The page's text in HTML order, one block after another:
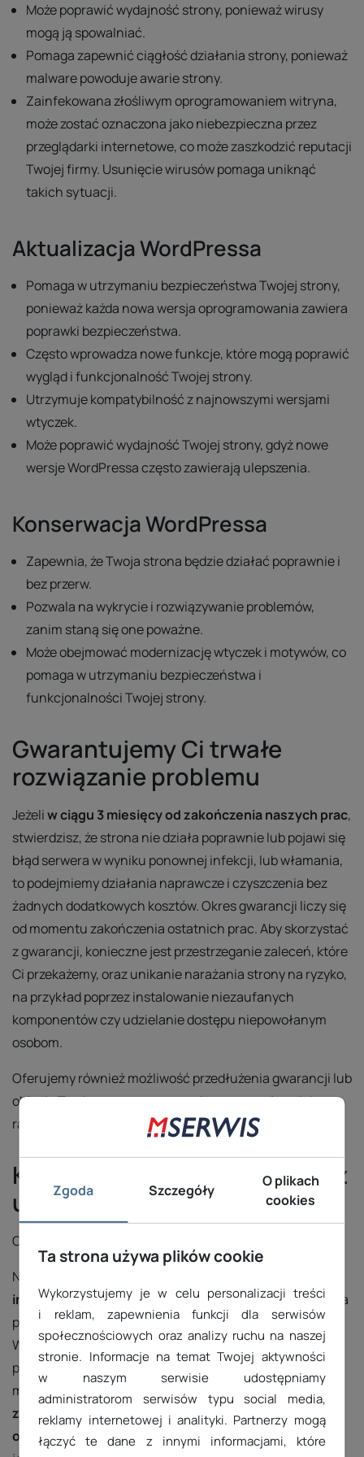
Może poprawić wydajność strony, ponieważ wirusy
mogą ją spowalniać.
Pomaga zapewnić ciągłość działania strony, ponieważ
malware powoduje awarie strony.
Zainfekowana złośliwym oprogramowaniem witryna,
może zostać oznaczona jako niebezpieczna przez
przeglądarki internetowe, co może zaszkodzić reputacji
Twojej firmy. Usunięcie wirusów pomaga uniknąć
takich sytuacji.
Aktualizacja WordPressa
Pomaga w utrzymaniu bezpieczeństwa Twojej strony,
ponieważ każda nowa wersja oprogramowania zawiera
poprawki bezpieczeństwa.
Często wprowadza nowe funkcje, które mogą poprawić
wygląd i funkcjonalność Twojej strony.
Utrzymuje kompatybilność z najnowszymi wersjami
wtyczek.
Może poprawić wydajność Twojej strony, gdyż nowe
wersje WordPressa często zawierają ulepszenia.
Konserwacja WordPressa
Zapewnia, że Twoja strona będzie działać poprawnie i
bez przerw.
Pozwala na wykrycie i rozwiązywanie problemów,
zanim staną się one poważne.
Może obejmować modernizację wtyczek i motywów, co
pomaga w utrzymaniu bezpieczeństwa i
funkcjonalności Twojej strony.
Gwarantujemy Ci trwałe
rozwiązanie problemu
Jeżeliw ciągu 3 miesięcy od zakończenia naszych prac,
stwierdzisz, że strona nie działa poprawnie lub pojawi się
błąd serwera w wyniku ponownej infekcji, lub włamania,
to podejmiemy działania naprawcze i czyszczenia bez
żadnych dodatkowych kosztów. Okres gwarancji liczy się
od momentu zakończenia ostatnich prac. Aby skorzystać
z gwarancji, konieczne jest przestrzeganie zaleceń, które
Ci przekażemy, oraz unikanie narażania strony na ryzyko,
na przykład poprzez instalowanie niezaufanych
komponentów czy udzielanie dostępu niepowołanym
osobom.
Oferujemy również możliwość przedłużenia gwarancji lub
objęcia Twojego oprogramowania naszą stałą opieką w
ramach usługi
WPSiteSupport.
Koszt i warunki skorzystania z
usługi naprawy WordPressa
Cena usługi
Nasza usługa musi być zastosowana
instalacji WordPressna danym koncie hostingowym. Na
przykład, jeśli na jednym koncie masz 3 instalacje
WordPress, musisz zamówić usługę dla wszystkich,
ponieważ jedna niewłaściwie zabezpieczona instalacja
może stanowić zagrożenie dla pozostałych. Przy
zamówieniu usługi dla co najmniej 3 instalacji,
otrzymasz rabat 100 zł netto na każdą z nich.
Jeżeli
Zgoda Szczegóły
O plikach
cookies
Ta strona używa plików cookie
Wykorzystujemy je w celu personalizacji treści
i reklam, zapewnienia funkcji dla serwisów
społecznościowych oraz analizy ruchu na naszej
stronie. Informacje na temat Twojej aktywności
w naszym serwisie udostępniamy
administratorom serwisów typu social media,
reklamy internetowej i analityki. Partnerzy mogą
łączyć te dane z innymi informacjami, które